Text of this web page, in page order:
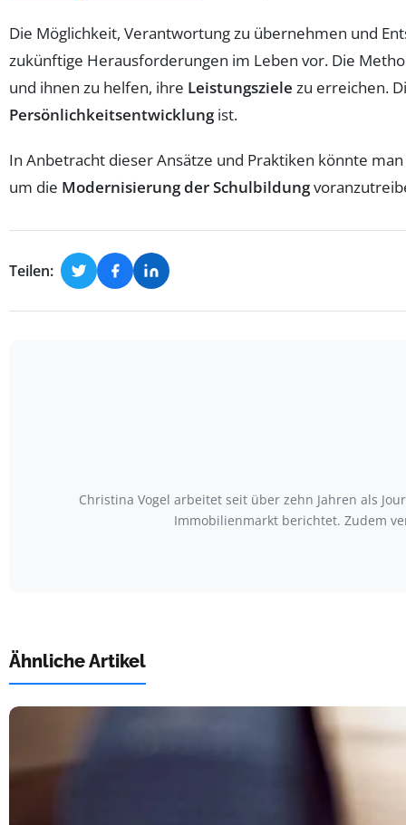
Die Möglichkeit, Verantwortung zu übernehmen und
zukünftige Herausforderungen im Leben vor. Die
und ihnen zu helfen, ihre Leistungsziele zu erreichen.
Persönlichkeitsentwicklungist.
In Anbetracht dieser Ansätze und Praktiken könnte
um die Modernisierung der Schulbildung
Teilen:
Christina Vogel arbeitet seit über zehn Jahren als
Immobilienmarkt berichtet. Zudem
Ähnliche Artikel